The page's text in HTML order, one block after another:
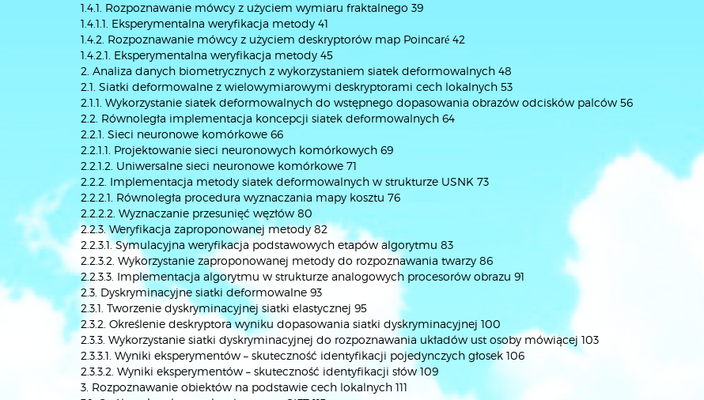
1.4.1. Rozpoznawanie mówcy z użyciem wymiaru fraktalnego 39
1.4.1.1. Eksperymentalna weryfikacja metody 41
1.4.2. Rozpoznawanie mówcy z użyciem deskryptorów map Poincaré 42
1.4.2.1. Eksperymentalna weryfikacja metody 45
2. Analiza danych biometrycznych z wykorzystaniem siatek deformowalnych 48
2.1. Siatki deformowalne z wielowymiarowymi deskryptorami cech lokalnych 53
2.1.1. Wykorzystanie siatek deformowalnych do wstępnego dopasowania obrazów odcisków palców 56
2.2. Równoległa implementacja koncepcji siatek deformowalnych 64
2.2.1. Sieci neuronowe komórkowe 66
2.2.1.1. Projektowanie sieci neuronowych komórkowych 69
2.2.1.2. Uniwersalne sieci neuronowe komórkowe 71
2.2.2. Implementacja metody siatek deformowalnych w strukturze USNK 73
2.2.2.1. Równoległa procedura wyznaczania mapy kosztu 76
2.2.2.2. Wyznaczanie przesunięć węzłów 80
2.2.3. Weryfikacja zaproponowanej metody 82
2.2.3.1. Symulacyjna weryfikacja podstawowych etapów algorytmu 83
2.2.3.2. Wykorzystanie zaproponowanej metody do rozpoznawania twarzy 86
2.2.3.3. Implementacja algorytmu w strukturze analogowych procesorów obrazu 91
2.3. Dyskryminacyjne siatki deformowalne 93
2.3.1. Tworzenie dyskryminacyjnej siatki elastycznej 95
2.3.2. Określenie deskryptora wyniku dopasowania siatki dyskryminacyjnej 100
2.3.3. Wykorzystanie siatki dyskryminacyjnej do rozpoznawania układów ust osoby mówiącej 103
2.3.3.1. Wyniki eksperymentów – skuteczność identyfikacji pojedynczych głosek 106
2.3.3.2. Wyniki eksperymentów – skuteczność identyfikacji słów 109
3. Rozpoznawanie obiektów na podstawie cech lokalnych 111